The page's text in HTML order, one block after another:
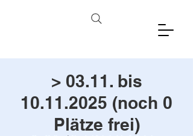
> 03.11. bis
10.11.2025 (noch 0
Plätze frei)